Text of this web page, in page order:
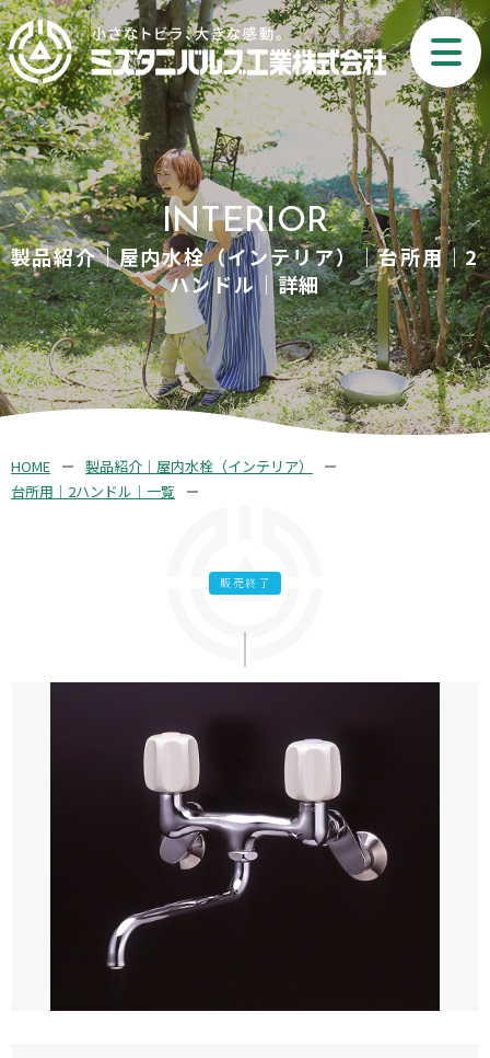
INTERIOR
製品紹介｜屋内水栓（インテリア）｜台所用｜2
ハンドル｜詳細
HOME
製品紹介｜屋内水栓（インテリア）
台所用｜2ハンドル｜一覧
販売終了